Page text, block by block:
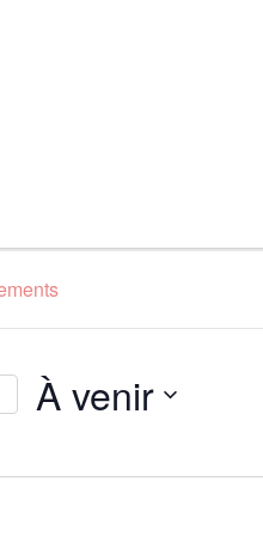
À venir
date.